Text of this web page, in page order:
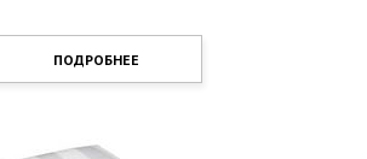
ПОДРОБНЕЕ